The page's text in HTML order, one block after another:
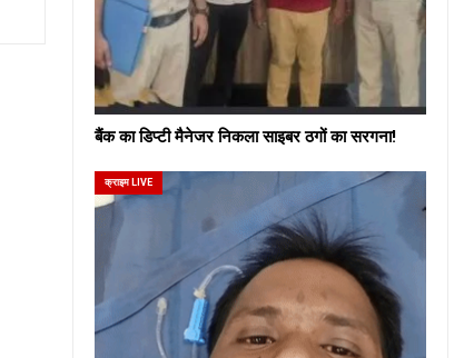
बैंक का डिप्टी मैनेजर निकला साइबर ठगों का सरगना!
क्राइम LIVE